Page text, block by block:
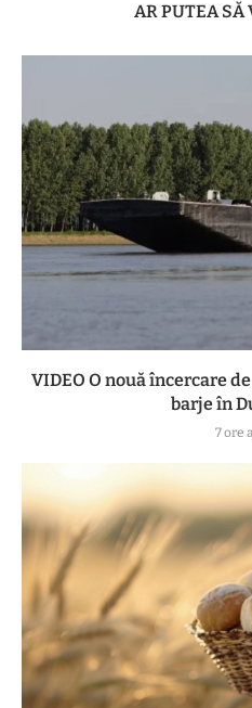
AR PUTEA SĂ
VIDEO O nouă încercare
barje în
7 ore